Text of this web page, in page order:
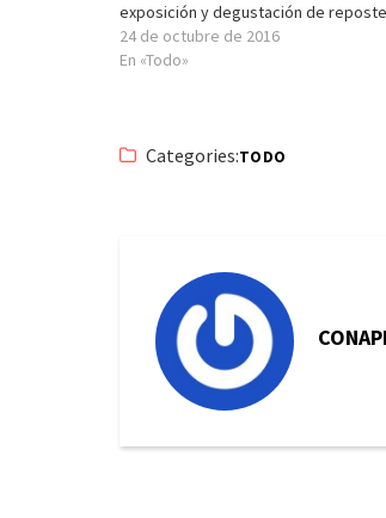
exposición y degustación de
24 de octubre de 2016
En «Todo»
Categories:TODO